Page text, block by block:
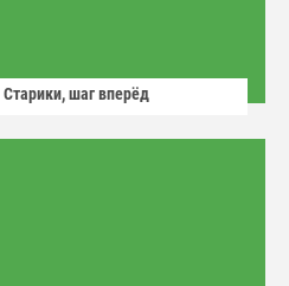
Старики, шаг вперёд